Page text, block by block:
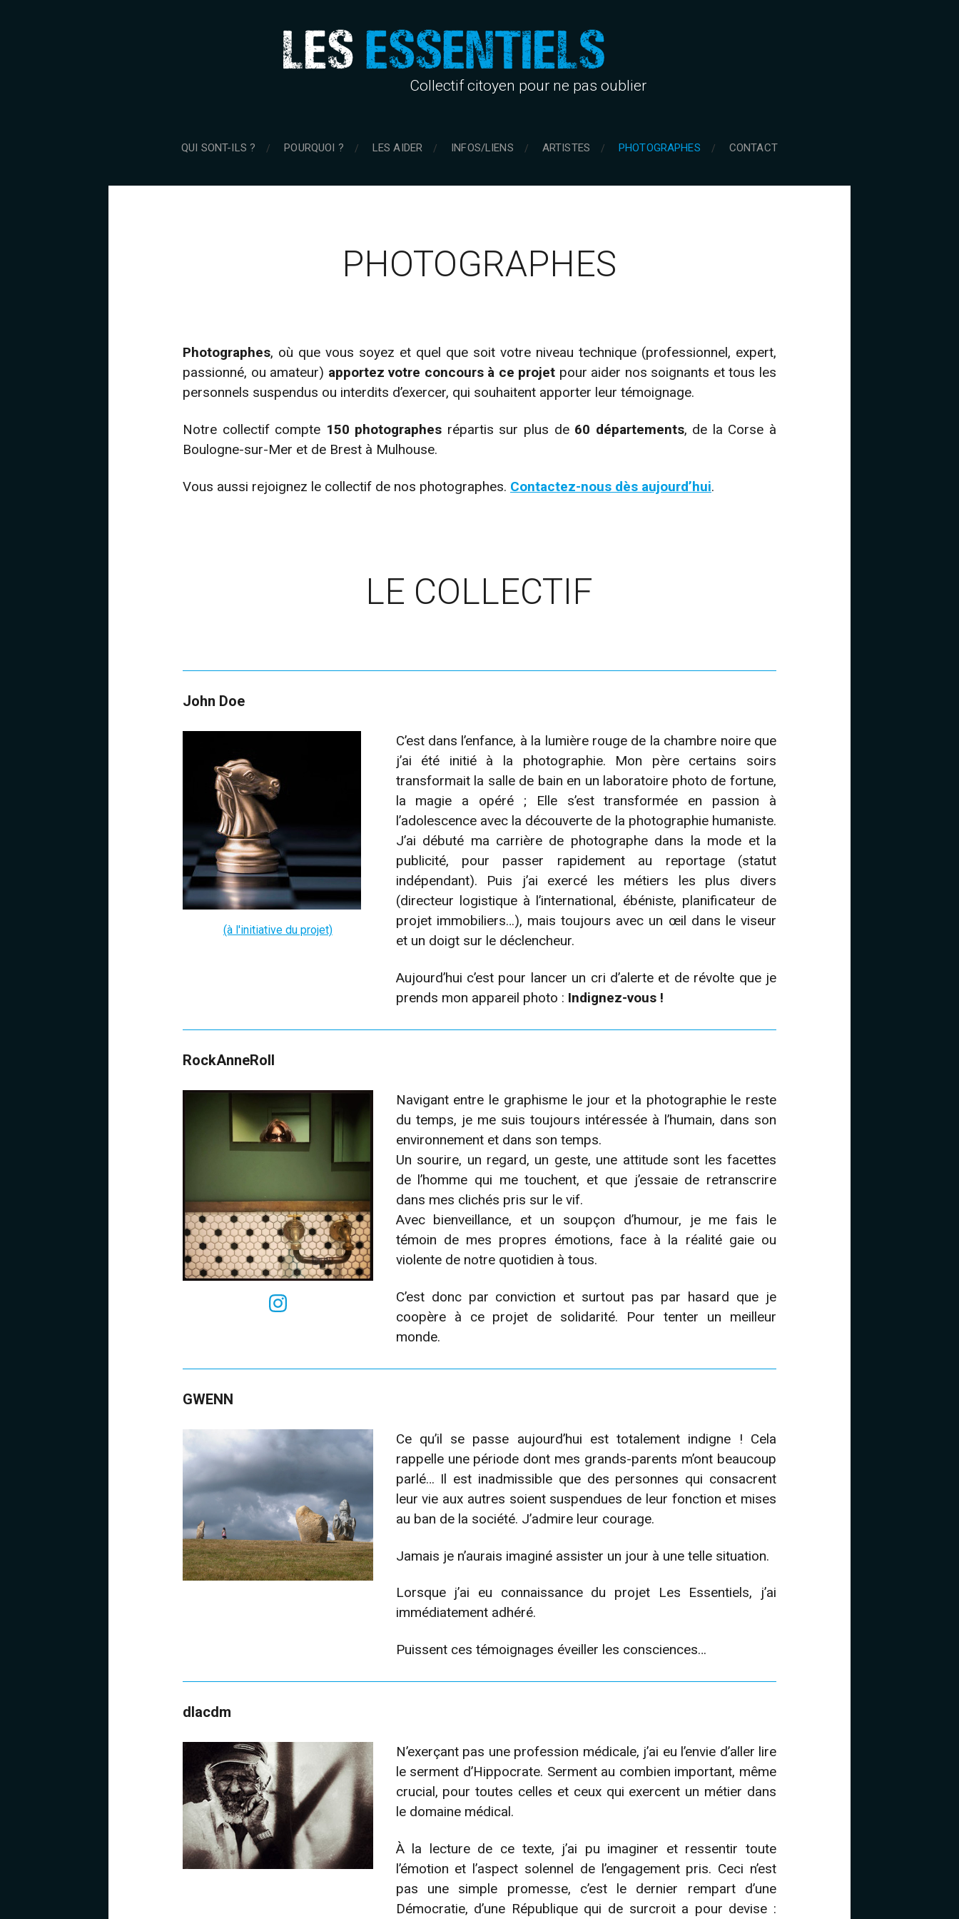
Collectif citoyen pour ne pas oublier
QUI SONT-ILS ? POURQUOI ? LES AIDER INFOS/LIENS ARTISTES PHOTOGRAPHES CONTACT
PHOTOGRAPHES
Photographes, où que vous soyez et quel que soit votre niveau technique (professionnel, expert,
passionné, ou amateur) apportez votre concours à ce projet pour aider nos soignants et tous les
personnels suspendus ou interdits d’exercer, qui souhaitent apporter leur témoignage.
Notre collectif compte 150 photographes répartis sur plus de 60 départements, de la Corse à
Boulogne-sur-Mer et de Brest à Mulhouse.
Vous aussi rejoignez le collectif de nos photographes. Contactez-nous dès aujourd’hui.
LE COLLECTIF
John Doe
(à l'initiative du projet)
C’est dans l’enfance, à la lumière rouge de la chambre noire que
j’ai été initié à la photographie. Mon père certains soirs
transformait la salle de bain en un laboratoire photo de fortune,
la magie a opéré ; Elle s’est transformée en passion à
l’adolescence avec la découverte de la photographie humaniste.
J’ai débuté ma carrière de photographe dans la mode et la
publicité, pour passer rapidement au reportage (statut
indépendant). Puis j’ai exercé les métiers les plus divers
(directeur logistique à l’international, ébéniste, planificateur de
projet immobiliers…), mais toujours avec un œil dans le viseur
et un doigt sur le déclencheur.
Aujourd’hui c’est pour lancer un cri d’alerte et de révolte que je
prends mon appareil photo : Indignez-vous !
RockAnneRoll
Navigant entre le graphisme le jour et la photographie le reste
du temps, je me suis toujours intéressée à l’humain, dans son
environnement et dans son temps.
Un sourire, un regard, un geste, une attitude sont les facettes
de l’homme qui me touchent, et que j’essaie de retranscrire
dans mes clichés pris sur le vif.
Avec bienveillance, et un soupçon d’humour, je me fais le
témoin de mes propres émotions, face à la réalité gaie ou
violente de notre quotidien à tous.
C’est donc par conviction et surtout pas par hasard que je
coopère à ce projet de solidarité. Pour tenter un meilleur
monde.
GWENN
Ce qu’il se passe aujourd’hui est totalement indigne ! Cela
rappelle une période dont mes grands-parents m’ont beaucoup
parlé… Il est inadmissible que des personnes qui consacrent
leur vie aux autres soient suspendues de leur fonction et mises
au ban de la société. J’admire leur courage.
Jamais je n’aurais imaginé assister un jour à une telle situation.
Lorsque j’ai eu connaissance du projet Les Essentiels, j’ai
immédiatement adhéré.
Puissent ces témoignages éveiller les consciences…
dlacdm
N’exerçant pas une profession médicale, j’ai eu l’envie d’aller lire
le serment d’Hippocrate. Serment au combien important, même
crucial, pour toutes celles et ceux qui exercent un métier dans
le domaine médical.
À la lecture de ce texte, j’ai pu imaginer et ressentir toute
l’émotion et l’aspect solennel de l’engagement pris. Ceci n’est
pas une simple promesse, c’est le dernier rempart d’une
Démocratie, d’une République qui de surcroit a pour devise :